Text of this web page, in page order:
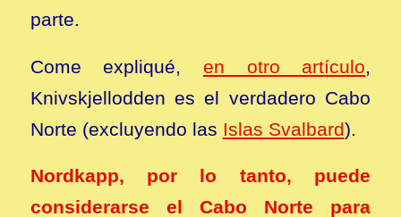
parte.
Come expliqué, en otro artículo,
Knivskjellodden es el verdadero Cabo
Norte (excluyendo las Islas Svalbard).
Nordkapp, por lo tanto, puede
considerarse el Cabo Norte para